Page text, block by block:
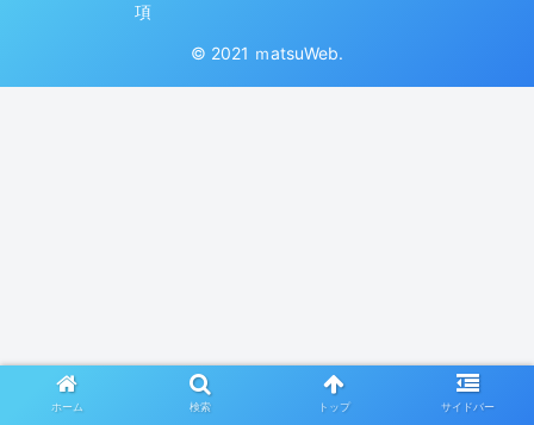
項
© 2021 ｍatsuWeb.
ホーム 検索 トップ サイドバー